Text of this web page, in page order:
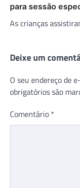
para sessão
As crianças
Deixe um
O seu endereço de
obrigatórios são
Comentário *